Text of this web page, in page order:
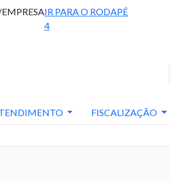
IR PARA O RODAPÉ
4
FISCALIZAÇÃO